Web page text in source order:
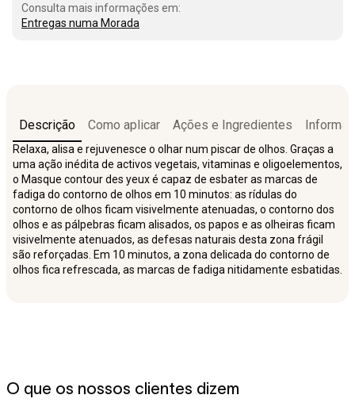
Consulta mais informações em:
Entregas numa Morada
Descrição Como aplicar Ações e Ingredientes
Relaxa, alisa e rejuvenesce o olhar num piscar de olhos. Graças a
uma ação inédita de activos vegetais, vitaminas e oligoelementos,
o Masque contour des yeux é capaz de esbater as marcas de
fadiga do contorno de olhos em 10 minutos: as rídulas do
contorno de olhos ficam visivelmente atenuadas, o contorno dos
olhos e as pálpebras ficam alisados, os papos e as olheiras ficam
visivelmente atenuados, as defesas naturais desta zona frágil
são reforçadas. Em 10 minutos, a zona delicada do contorno de
olhos fica refrescada, as marcas de fadiga nitidamente esbatidas.
O que os nossos clientes dizem